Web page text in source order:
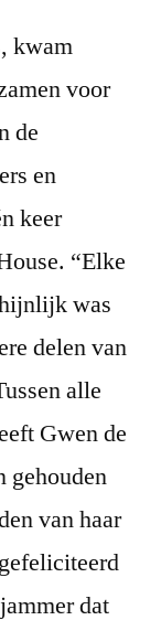
kwam
voor
de
en
keer
“Elke
was
delen van
alle
Gwen de
gehouden
van haar
dat